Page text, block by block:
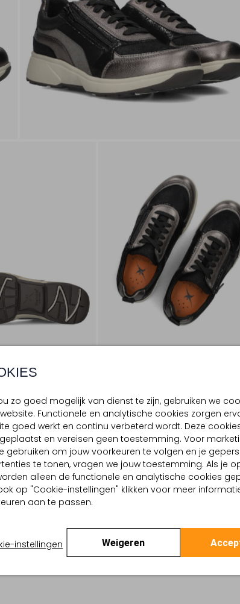
zo goed mogelijk van dienst te zijn, gebruiken we
Functionele en analytische cookies zorgen
goed werkt en continu verbeterd wordt. Deze
en vereisen geen toestemming. Voor
gebruiken om jouw voorkeuren te volgen en je
te tonen, vragen we jouw toestemming. Als je
alleen de functionele en analytische cookies
op "Cookie-instellingen" klikken voor meer
aan te passen.
instellingen Weigeren
PRODUCT INFORMATIE